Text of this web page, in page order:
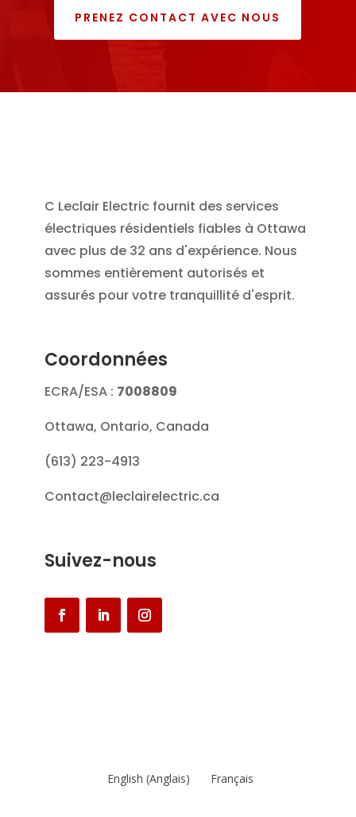
PRENEZ CONTACT AVEC NOUS
C Leclair Electric fournit des services
électriques résidentiels fiables à Ottawa
avec plus de 32 ans d'expérience. Nous
sommes entièrement autorisés et
assurés pour votre tranquillité d'esprit.
Coordonnées
ECRA/ESA : 7008809
Ottawa, Ontario, Canada
(613) 223-4913
Contact@leclairelectric.ca
Suivez-nous
English (Anglais) Français